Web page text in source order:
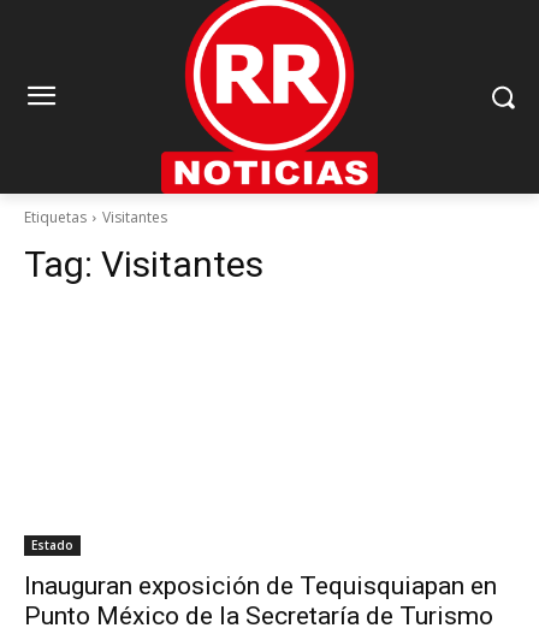
Etiquetas Visitantes
Tag: Visitantes
Estado
Inauguran exposición de Tequisquiapan en
Punto México de la Secretaría de Turismo